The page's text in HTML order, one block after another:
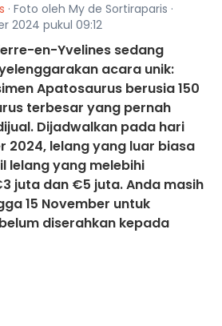
· Foto oleh My de Sortiraparis ·
2024 pukul 09:12
en-Yvelines sedang
acara unik:
Apatosaurus berusia 150
terbesar yang pernah
Dijadwalkan pada hari
2024, lelang yang luar biasa
lelang yang melebihi
juta dan €5 juta. Anda masih
15 November untuk
diserahkan kepada